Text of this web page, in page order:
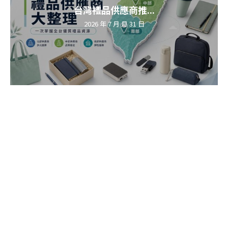
台灣禮品供應商推...
2026 年 7 月 月 31 日